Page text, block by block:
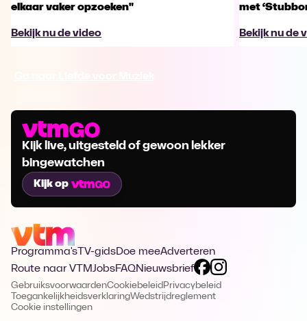
elkaar vaker opzoeken"
Bekijk nu de video
met
Bekijk nu de
Kijk live, uitgesteld of gewoon lekker
bingewatchen
Kijk op
Programma's TV-gidsDoe meeAdverteren
Route naar VTMJobsFAQNieuwsbrief
GebruiksvoorwaardenCookiebeleid Privacybeleid
ToegankelijkheidsverklaringWedstrijdreglement
Cookie instellingen